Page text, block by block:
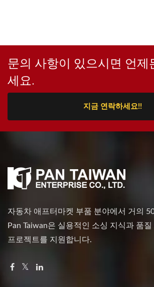
문의 사항이 있으시면 언제
세요.
지금 연락하세요!!
자동차 애프터마켓 부품 분야에서 거의
Pan Taiwan은 실용적인 소싱 지식과 품
프로젝트를 지원합니다.